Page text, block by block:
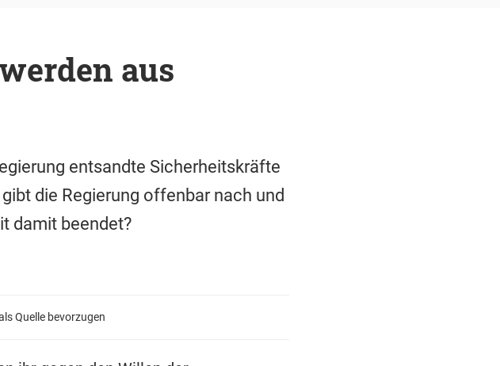
aus
entsandte Sicherheitskräfte
die Regierung offenbar nach und
damit beendet?
Quelle bevorzugen